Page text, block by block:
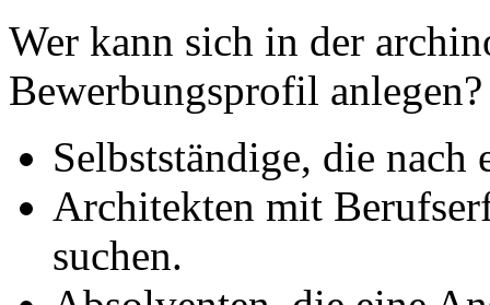
Wer kann sich in der
Bewerbungsprofil anlegen?
Selbstständige, die nach
Architekten mit
suchen.